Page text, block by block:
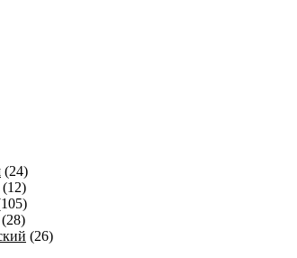
(24)
(12)
(28)
(26)